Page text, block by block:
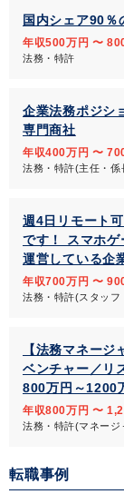
国内シェア90％
年収500万円 〜
法務・特許
企業法務ポジシ
専門商社
年収400万円 〜
法務・特許(主任・係
週4日リモート
です！ スマホ
運営している企
年収700万円 〜
法務・特許(スタッフ
【法務マネー
ベンチャー／リ
800万円～1200
年収800万円 〜
法務・特許(マネージ
転職事例